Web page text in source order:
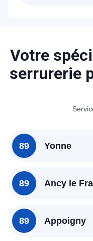
diagnostiqué la
consulter nos
pour avoir un
Votre
serrurerie
89 Yonne
89 Ancy le
89 Appoigny